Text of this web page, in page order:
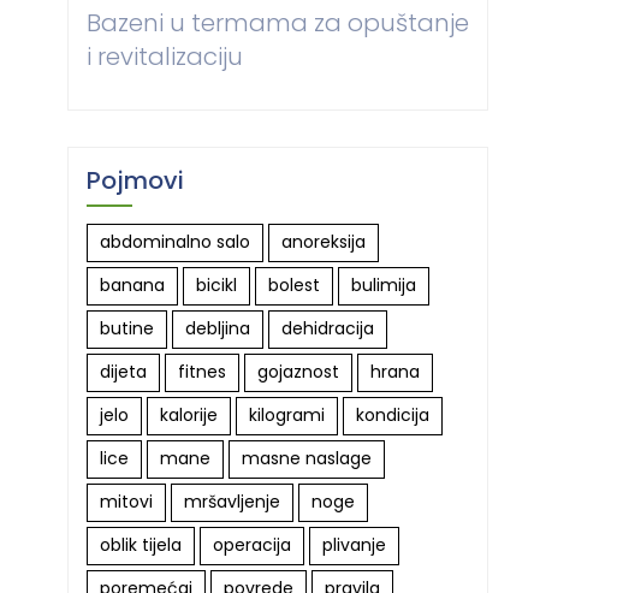
Bazeni u termama za opuštanje
i revitalizaciju
Pojmovi
abdominalno salo
anoreksija
banana
bicikl bolest
bulimija
butine
debljina
dehidracija
dijeta
fitnes gojaznost
hrana
jelo
kalorije kilogrami
kondicija
lice
mane
masne naslage
mitovi
mršavljenje
noge
oblik tijela
operacija
plivanje